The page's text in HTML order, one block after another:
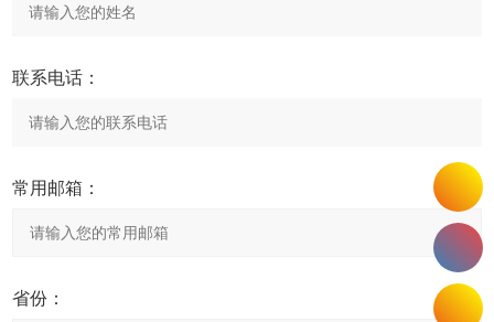
联系电话：
常用邮箱：
省份：